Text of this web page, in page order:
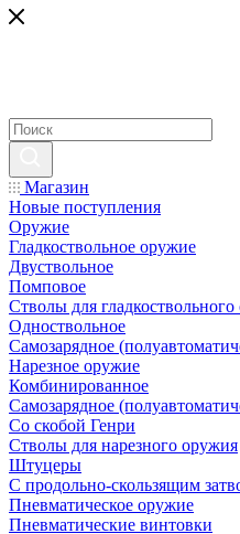
Магазин
Новые поступления
Оружие
Гладкоствольное оружие
Двуствольное
Помповое
Стволы для
Одноствольное
Самозарядное
Нарезное оружие
Комбинированное
Самозарядное
Со скобой Генри
Стволы для нарезного оружия
Штуцеры
С продольно-скользящим
Пневматическое оружие
Пневматические винтовки